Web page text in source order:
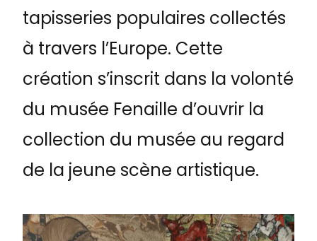
tapisseries populaires collectés
à travers l’Europe. Cette
création s’inscrit dans la volonté
du musée Fenaille d’ouvrir la
collection du musée au regard
de la jeune scène artistique.